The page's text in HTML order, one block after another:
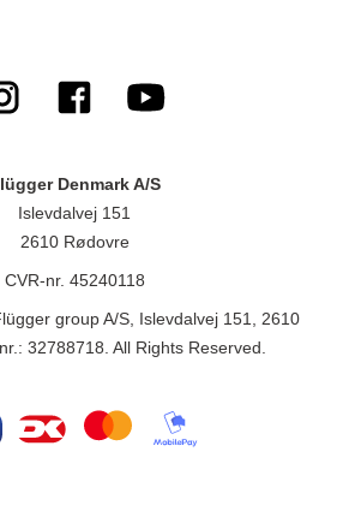
Denmark A/S
Islevdalvej 151
2610 Rødovre
CVR-nr. 45240118
group A/S, Islevdalvej 151, 2610
32788718. All Rights Reserved.